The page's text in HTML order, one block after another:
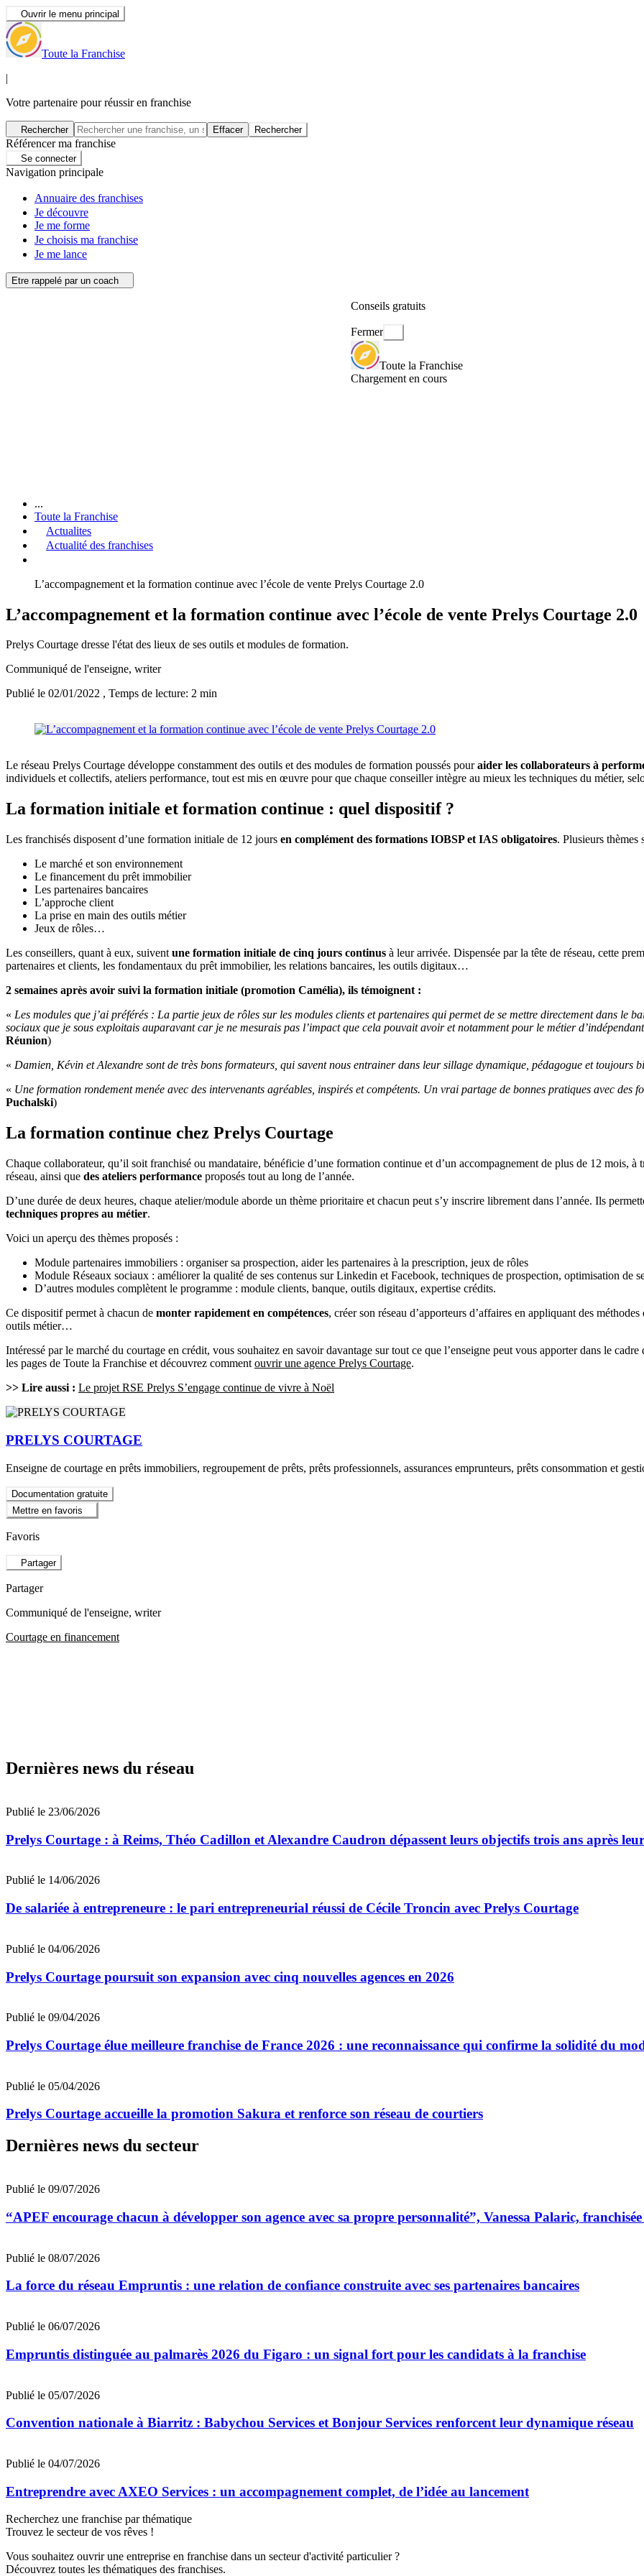
Ouvrir le menu principal
Toute la Franchise
|
Votre partenaire pour réussir en franchise
Rechercher Effacer Rechercher
Référencer ma franchise
Se connecter
Navigation principale
Annuaire des franchises
Je découvre
Je me forme
Je choisis ma franchise
Je me lance
Etre rappelé par un coach
Conseils gratuits
Fermer
Toute la Franchise
Chargement en cours
...
Toute la Franchise
Actualites
Actualité des franchises
L’accompagnement et la formation continue avec l’école de vente Prelys Courtage 2.0
L’accompagnement et la formation continue avec l’école de vente Prelys Courtage 2.0
Prelys Courtage dresse l'état des lieux de ses outils et modules de formation.
Communiqué de l'enseigne, writer
Publié le 02/01/2022 , Temps de lecture: 2 min
Le réseau Prelys Courtage développe constamment des outils et des modules de formation poussés pouraider les collaborateurs à
individuels et collectifs, ateliers performance, tout est mis en œuvre pour que chaque conseiller intègre au mieux les techniques du métier,
La formation initiale et formation continue : quel dispositif ?
Les franchisés disposent d’une formation initiale de 12 jours en complément des formations IOBSP et IAS obligatoires. Plusieurs thèmes
Le marché et son environnement
Le financement du prêt immobilier
Les partenaires bancaires
L’approche client
La prise en main des outils métier
Jeux de rôles…
Les conseillers, quant à eux, suivent une formation initiale de cinq jours continus à leur arrivée. Dispensée par la tête de réseau, cette
partenaires et clients, les fondamentaux du prêt immobilier, les relations bancaires, les outils digitaux…
2 semaines après avoir suivi la formation initiale (promotion Camélia), ils témoignent :
« Les modules que j’ai préférés : La partie jeux de rôles sur les modules clients et partenaires qui permet de se mettre directement dans
sociaux que je sous exploitais auparavant car je ne mesurais pas l’impact que cela pouvait avoir et notamment pour le métier
Réunion)
« Damien, Kévin et Alexandre sont de très bons formateurs, qui savent nous entrainer dans leur sillage dynamique, pédagogue et toujours
« Une formation rondement menée avec des intervenants agréables, inspirés et compétents. Un vrai partage de bonnes pratiques avec des
Puchalski)
La formation continue chez Prelys Courtage
Chaque collaborateur, qu’il soit franchisé ou mandataire, bénéficie d’une formation continue et d’un accompagnement de plus de 12 mois, à
réseau, ainsi que des ateliers performance proposés tout au long de l’année.
D’une durée de deux heures, chaque atelier/module aborde un thème prioritaire et chacun peut s’y inscrire librement dans l’année. Ils
techniques propres au métier.
Voici un aperçu des thèmes proposés :
Module partenaires immobiliers : organiser sa prospection, aider les partenaires à la prescription, jeux de rôles
Module Réseaux sociaux : améliorer la qualité de ses contenus sur Linkedin et Facebook, techniques de prospection, optimisation de
D’autres modules complètent le programme : module clients, banque, outils digitaux, expertise crédits.
Ce dispositif permet à chacun de monter rapidement en compétences, créer son réseau d’apporteurs d’affaires en appliquant des
outils métier…
Intéressé par le marché du courtage en crédit, vous souhaitez en savoir davantage sur tout ce que l’enseigne peut vous apporter dans le
les pages de Toute la Franchise et découvrez comment ouvrir une agence Prelys Courtage.
>> Lire aussi : Le projet RSE Prelys S’engage continue de vivre à Noël
PRELYS COURTAGE
Enseigne de courtage en prêts immobiliers, regroupement de prêts, prêts professionnels, assurances emprunteurs, prêts consommation et
Documentation gratuite
Mettre en favoris
Favoris
Partager
Partager
Communiqué de l'enseigne, writer
Courtage en financement
Dernières news du réseau
Publié le 23/06/2026
Prelys Courtage : à Reims, Théo Cadillon et Alexandre Caudron dépassent leurs objectifs trois ans après
Publié le 14/06/2026
De salariée à entrepreneure : le pari entrepreneurial réussi de Cécile Troncin avec Prelys Courtage
Publié le 04/06/2026
Prelys Courtage poursuit son expansion avec cinq nouvelles agences en 2026
Publié le 09/04/2026
Prelys Courtage élue meilleure franchise de France 2026 : une reconnaissance qui confirme la solidité du
Publié le 05/04/2026
Prelys Courtage accueille la promotion Sakura et renforce son réseau de courtiers
Dernières news du secteur
Publié le 09/07/2026
“APEF encourage chacun à développer son agence avec sa propre personnalité”, Vanessa Palaric,
Publié le 08/07/2026
La force du réseau Empruntis : une relation de confiance construite avec ses partenaires bancaires
Publié le 06/07/2026
Empruntis distinguée au palmarès 2026 du Figaro : un signal fort pour les candidats à la franchise
Publié le 05/07/2026
Convention nationale à Biarritz : Babychou Services et Bonjour Services renforcent leur dynamique réseau
Publié le 04/07/2026
Entreprendre avec AXEO Services : un accompagnement complet, de l’idée au lancement
Recherchez une franchise par thématique
Trouvez le secteur de vos rêves !
Vous souhaitez ouvrir une entreprise en franchise dans un secteur d'activité particulier ?
Découvrez toutes les thématiques des franchises.